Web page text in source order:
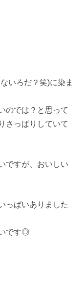
いろだ？笑)に染ま
のでは？と思って
さっぱりしていて
ですが、おいしい
っぱいありました
です◎